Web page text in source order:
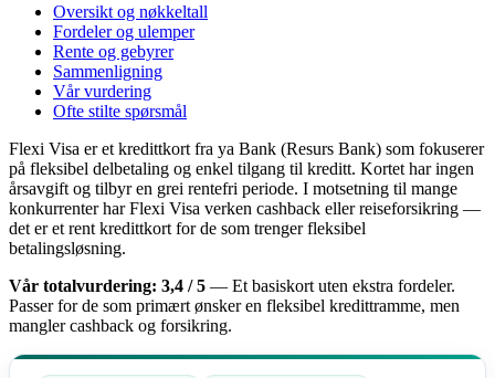
Oversikt og nøkkeltall
Fordeler og ulemper
Rente og gebyrer
Sammenligning
Vår vurdering
Ofte stilte spørsmål
Flexi Visa er et kredittkort fra ya Bank (Resurs Bank) som fokuserer
på fleksibel delbetaling og enkel tilgang til kreditt. Kortet har ingen
årsavgift og tilbyr en grei rentefri periode. I motsetning til mange
konkurrenter har Flexi Visa verken cashback eller reiseforsikring —
det er et rent kredittkort for de som trenger fleksibel
betalingsløsning.
Vår totalvurdering: 3,4 / 5 — Et basiskort uten ekstra fordeler.
Passer for de som primært ønsker en fleksibel kredittramme, men
mangler cashback og forsikring.